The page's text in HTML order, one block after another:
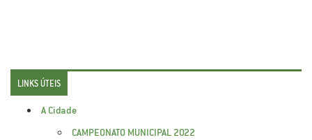
LINKS ÚTEIS
A Cidade
CAMPEONATO MUNICIPAL 2022